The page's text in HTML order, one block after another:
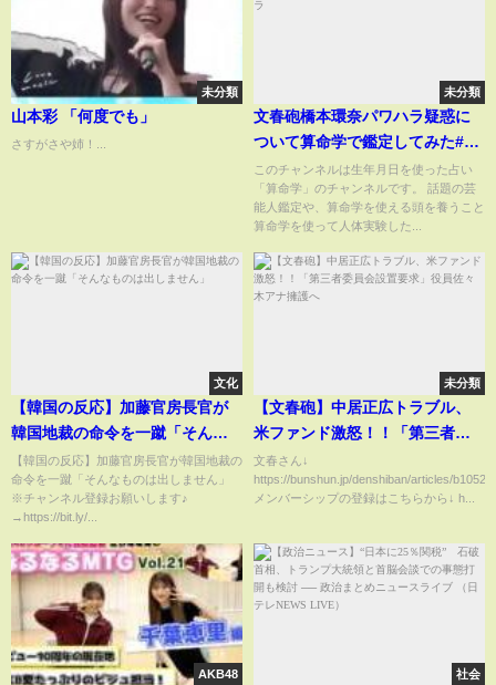
未分類
山本彩 「何度でも」
さすがさや姉！...
未分類
文春砲橋本環奈パワハラ疑惑に
ついて算命学で鑑定してみた#算
命学＃橋本環奈＃パワハラ
このチャンネルは生年月日を使った占い
「算命学」のチャンネルです。 話題の芸
能人鑑定や、算命学を使える頭を養うこと
算命学を使って人体実験した...
文化
【韓国の反応】加藤官房長官が
韓国地裁の命令を一蹴「そんな
ものは出しません」
【韓国の反応】加藤官房長官が韓国地裁の
命令を一蹴「そんなものは出しません」
※チャンネル登録お願いします♪
→https://bit.ly/...
未分類
【文春砲】中居正広トラブル、
米ファンド激怒！！「第三者委
員会設置要求」役員佐々木アナ
擁護へ
文春さん↓
https://bunshun.jp/denshiban/articles/b10520
メンバーシップの登録はこちらから↓ h...
AKB48 社会